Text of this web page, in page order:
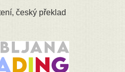
český překlad